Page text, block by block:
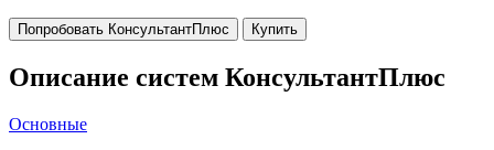
Попробовать КонсультантПлюс Купить
Описание систем КонсультантПлюс
Основные